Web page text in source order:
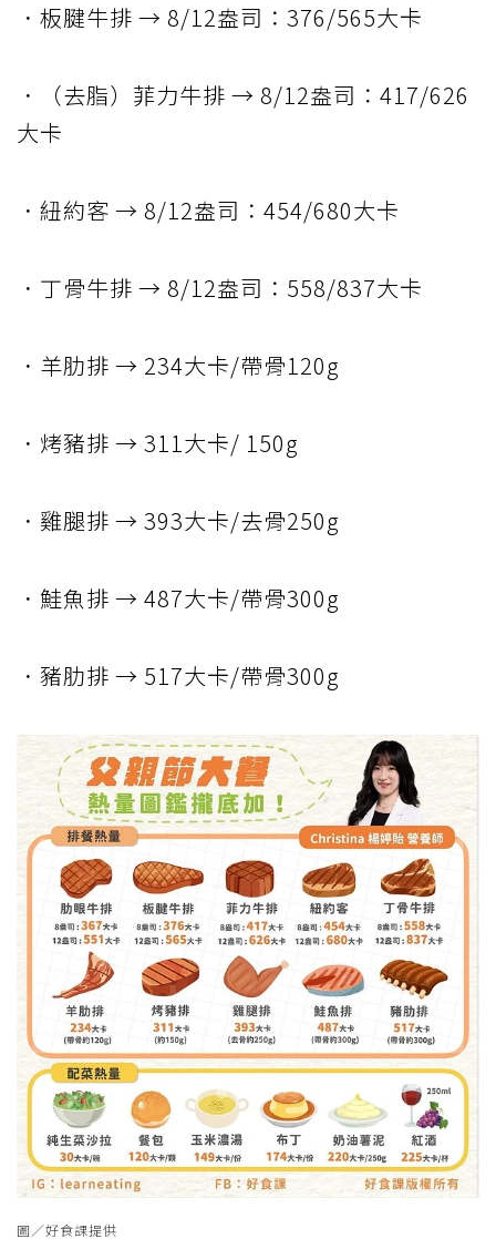
．板腱牛排 → 8/12盎司：376/565大卡
．（去脂）菲力牛排 → 8/12盎司：417/626
大卡
．紐約客 → 8/12盎司：454/680大卡
．丁骨牛排 → 8/12盎司：558/837大卡
．羊肋排 → 234大卡/帶骨120g
．烤豬排 → 311大卡/ 150g
．雞腿排 → 393大卡/去骨250g
．鮭魚排 → 487大卡/帶骨300g
．豬肋排 → 517大卡/帶骨300g
圖／好食課提供